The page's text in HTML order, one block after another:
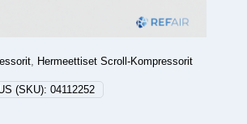
, Hermeettiset Scroll-Kompressorit
(SKU): 04112252